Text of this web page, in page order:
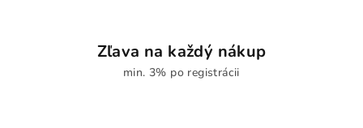
Zľava na každý nákup
min. 3% po registrácii